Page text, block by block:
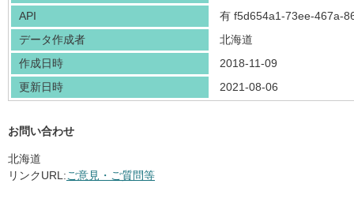
API
有 f5d654a1-73ee-467a-
データ作成者
北海道
作成日時
2018-11-09
更新日時
2021-08-06
お問い合わせ
北海道
リンクURL:ご意見・ご質問等